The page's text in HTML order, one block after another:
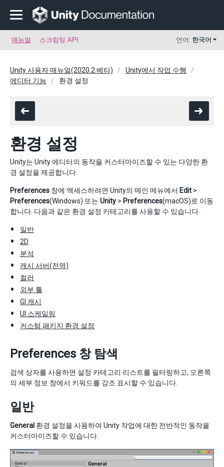
매뉴얼 스크립팅 API 언어: 한국어
Unity 사용자 매뉴얼(2020.2 베타)
Unity에서 작업 수행
에디터 기능
환경 설정
환경 설정
Unity는 Unity 에디터의 동작을 커스터마이즈할 수 있는 다양한 환
경 설정을 제공합니다.
Preferences 창에 액세스하려면 Unity의 메인 메뉴에서 Edit >
Preferences(Windows) 또는 Unity > Preferences(macOS)로 이동
합니다. 다음과 같은 환경 설정 카테고리를 사용할 수 있습니다.
일반
2D
분석
캐시 서버(전역)
컬러
외부 툴
GI 캐시
UI 스케일링
커스텀 패키지 환경 설정
Preferences 창 탐색
검색 상자를 사용하면 설정 카테고리 리스트를 필터링하고, 오른쪽
의 세부 정보 창에서 키워드를 강조 표시할 수 있습니다.
일반
General 환경 설정을 사용하여 Unity 작업에 대한 전반적인 동작을
커스터마이즈할 수 있습니다.